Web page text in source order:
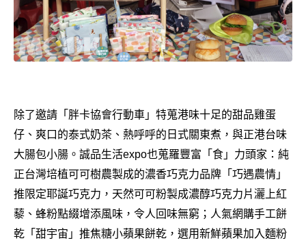
除了邀請「胖卡協會行動車」特蒐港味十足的甜品雞蛋
仔、爽口的泰式奶茶、熱呼呼的日式關東煮，與正港台味
大腸包小腸。誠品生活expo也蒐羅豐富「食」力頭家：純
正台灣培植可可樹農製成的濃香巧克力品牌「巧遇農情」
推限定耶誕巧克力，天然可可粉製成濃醇巧克力片灑上紅
藜、蜂粉點綴增添風味，令人回味無窮；人氣網購手工餅
乾「甜宇宙」推焦糖小蘋果餅乾，選用新鮮蘋果加入麵粉